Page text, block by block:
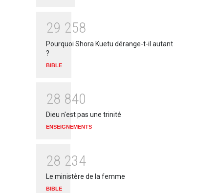
29 258
Pourquoi Shora Kuetu dérange-t-il autant
?
BIBLE
28 840
Dieu n'est pas une trinité
ENSEIGNEMENTS
28 234
Le ministère de la femme
BIBLE